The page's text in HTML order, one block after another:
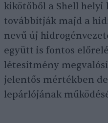
kikötőből a Shell helyi
továbbítják majd a
nevű új
együtt is fontos
létesítmény
jelentős mértékben
lepárlójának